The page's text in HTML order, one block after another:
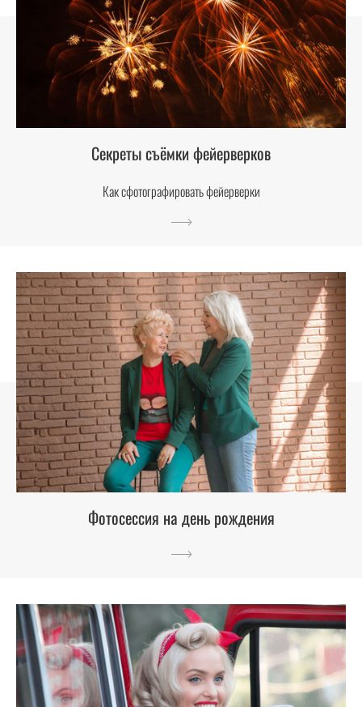
Секреты съёмки фейерверков
Как сфотографировать фейерверки
Фотосессия на день рождения